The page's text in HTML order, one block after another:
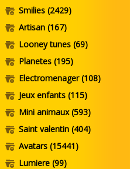
Smilies (2429)
Artisan (167)
Looney tunes (69)
Planetes (195)
Electromenager(108)
Jeux enfants (115)
Mini animaux(593)
Saint valentin (404)
Avatars (15441)
Lumiere (99)